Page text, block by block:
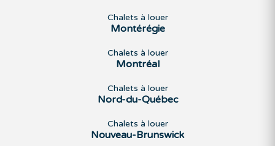
Chalets à louer
Montérégie
Chalets à louer
Montréal
Chalets à louer
Nord-du-Québec
Chalets à louer
Nouveau-Brunswick